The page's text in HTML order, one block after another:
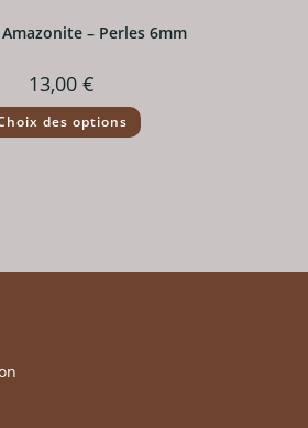
– Perles 6mm
13,00 €
des options Ce
produit